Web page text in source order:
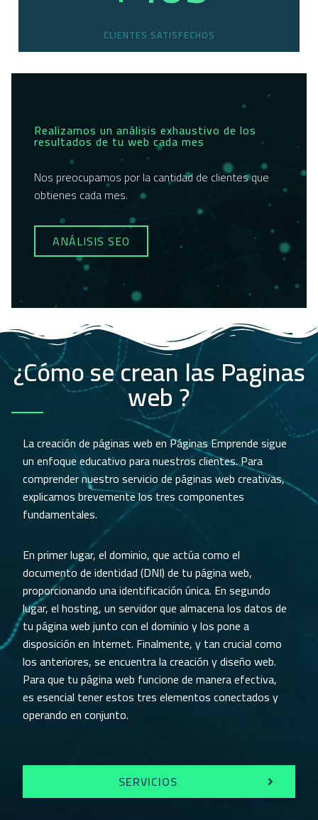
CLIENTES SATISFECHOS
Realizamos un análisis exhaustivo de los
resultados de tu web cada mes
Nos preocupamos por la cantidad de clientes que
obtienes cada mes.
ANÁLISIS SEO
¿Cómo se crean las Paginas
web ?
La creación de páginas web en Páginas Emprende sigue
un enfoque educativo para nuestros clientes. Para
comprender nuestro servicio de páginas web creativas,
explicamos brevemente los tres componentes
fundamentales.
En primer lugar, el dominio, que actúa como el
documento de identidad (DNI) de tu página web,
proporcionando una identificación única. En segundo
lugar, el hosting, un servidor que almacena los datos de
tu página web junto con el dominio y los pone a
disposición en Internet. Finalmente, y tan crucial como
los anteriores, se encuentra la creación y diseño web.
Para que tu página web funcione de manera efectiva,
es esencial tener estos tres elementos conectados y
operando en conjunto.
SERVICIOS